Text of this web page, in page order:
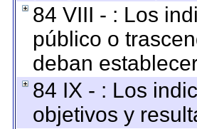
84 VIII - : Los
público o
deban
84 IX - : Los
objetivos y